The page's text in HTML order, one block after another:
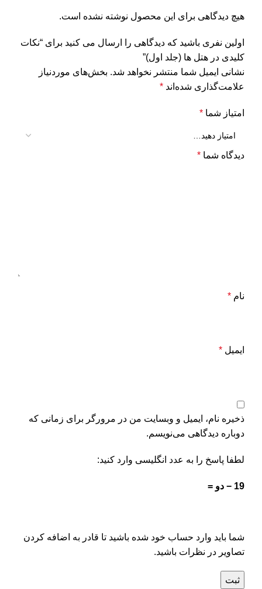
هیچ دیدگاهی برای این محصول نوشته نشده است.
اولین نفری باشید که دیدگاهی را ارسال می کنید برای “نکات
کلیدی در هتل ها (جلد اول)”
نشانی ایمیل شما منتشر نخواهد شد. بخش‌های موردنیاز
علامت‌گذاری شده‌اند *
امتیاز شما *
دیدگاه شما *
نام *
ایمیل *
ذخیره نام، ایمیل و وبسایت من در مرورگر برای زمانی که
دوباره دیدگاهی می‌نویسم.
لطفا پاسخ را به عدد انگلیسی وارد کنید:
19 − دو =
شما باید وارد حساب خود شده باشید تا قادر به اضافه کردن
تصاویر در نظرات باشید.